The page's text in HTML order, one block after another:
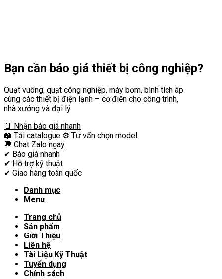
Bạn cần báo giá thiết bị công nghiệp?
Quạt vuông, quạt công nghiệp, máy bơm, bình tích áp
cùng các thiết bị điện lạnh – cơ điện cho công trình,
nhà xưởng và đại lý.
📄 Nhận báo giá nhanh
📖 Tải catalogue ⚙️ Tư vấn chọn model
💬 Chat Zalo ngay
✔ Báo giá nhanh
✔ Hỗ trợ kỹ thuật
✔ Giao hàng toàn quốc
Danh mục
Menu
Trang chủ
Sản phẩm
Giới Thiệu
Liên hệ
Tài Liệu Kỹ Thuật
Tuyển dụng
Chính sách